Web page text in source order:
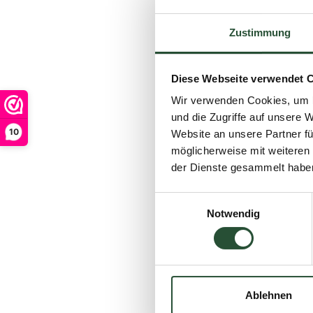
Zustimmung
Diese Webseite verwendet
Wir verwenden Cookies,
und die Zugriffe auf unsere
Website an unsere Partner
möglicherweise mit
der Dienste gesammelt
Notwendig
Ablehnen
10
Welcher Stil
Genau wie bei
verschiedenen
Stilrichtungen, die
Warmes und
sehen, strahlt
Kissen sorgt
Modernes
Aluminium in
Auch schlau